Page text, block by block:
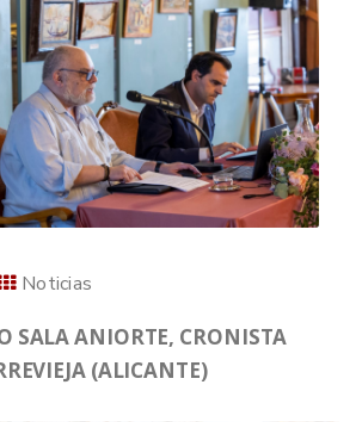
Noticias
SALA ANIORTE, CRONISTA
(ALICANTE)